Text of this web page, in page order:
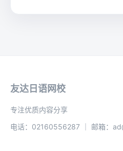
友达日语网校
专注优质内容分享
电话：02160556287 ｜ 邮箱：